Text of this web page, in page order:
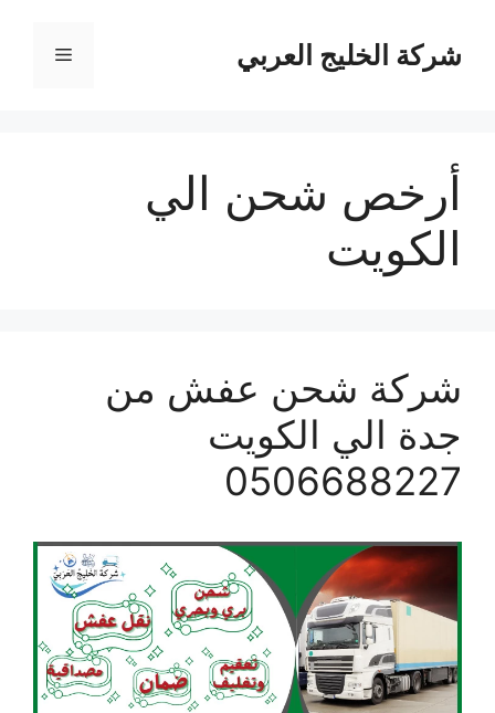
المحتوىشركة الخليج العربي القائمة
أرخص شحن الي
الكويت
شركة شحن عفش من
جدة الي الكويت
0506688227